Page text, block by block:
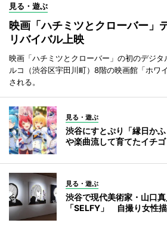
見る・遊ぶ
映画「ハチミツとクローバー」
リバイバル上映
映画「ハチミツとクローバー」の初のデジ
ルコ（渋谷区宇田川町）8階の映画館「ホワ
される。
見る・遊ぶ
渋谷にすとぷり「縁日か
や楽曲流して育てたイチゴ
見る・遊ぶ
渋谷で現代美術家・山口
「SELFY」 自撮り女性描